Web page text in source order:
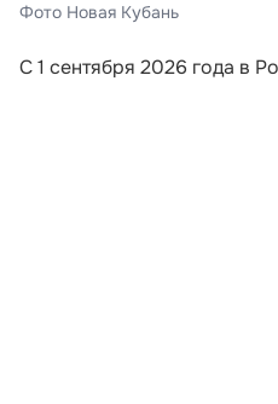
Фото Новая Кубань
С 1 сентября 2026 года в